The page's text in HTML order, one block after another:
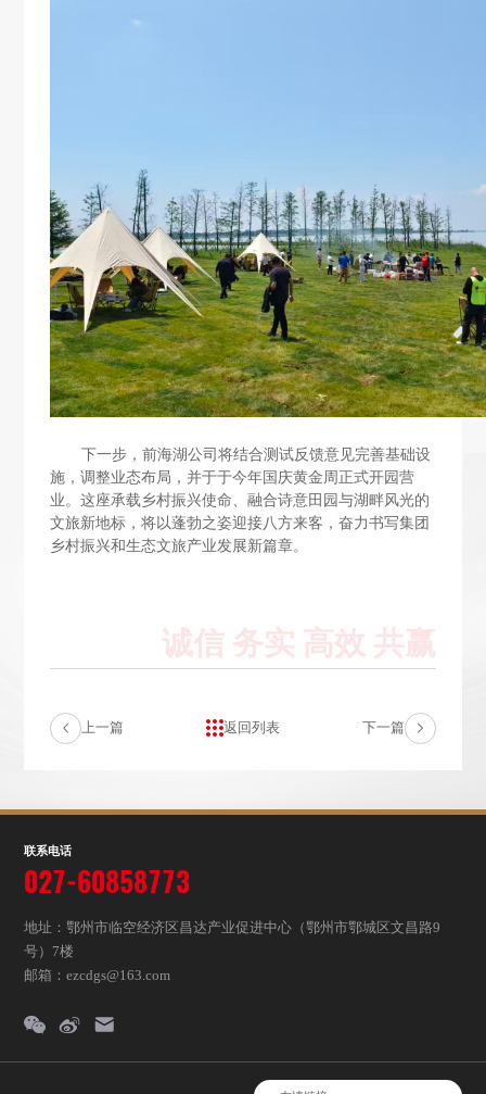
下一步，前海湖公司将结合测试反馈意见完善基础设
施，调整业态布局， 并于于今年国庆黄金周正式开园营
业。这座承载乡村振兴使命、融合诗意田园与湖畔风光的
文旅新地标，将以蓬勃之姿迎接八方来客，奋力书写集团
乡村振兴和生态文旅产业发展新篇章。
上一篇 返回列表 下一篇
联系电话
027-60858773
地址：鄂州市临空经济区昌达产业促进中心（鄂州市鄂城区文昌路9
号）7楼
邮箱：ezcdgs@163.com